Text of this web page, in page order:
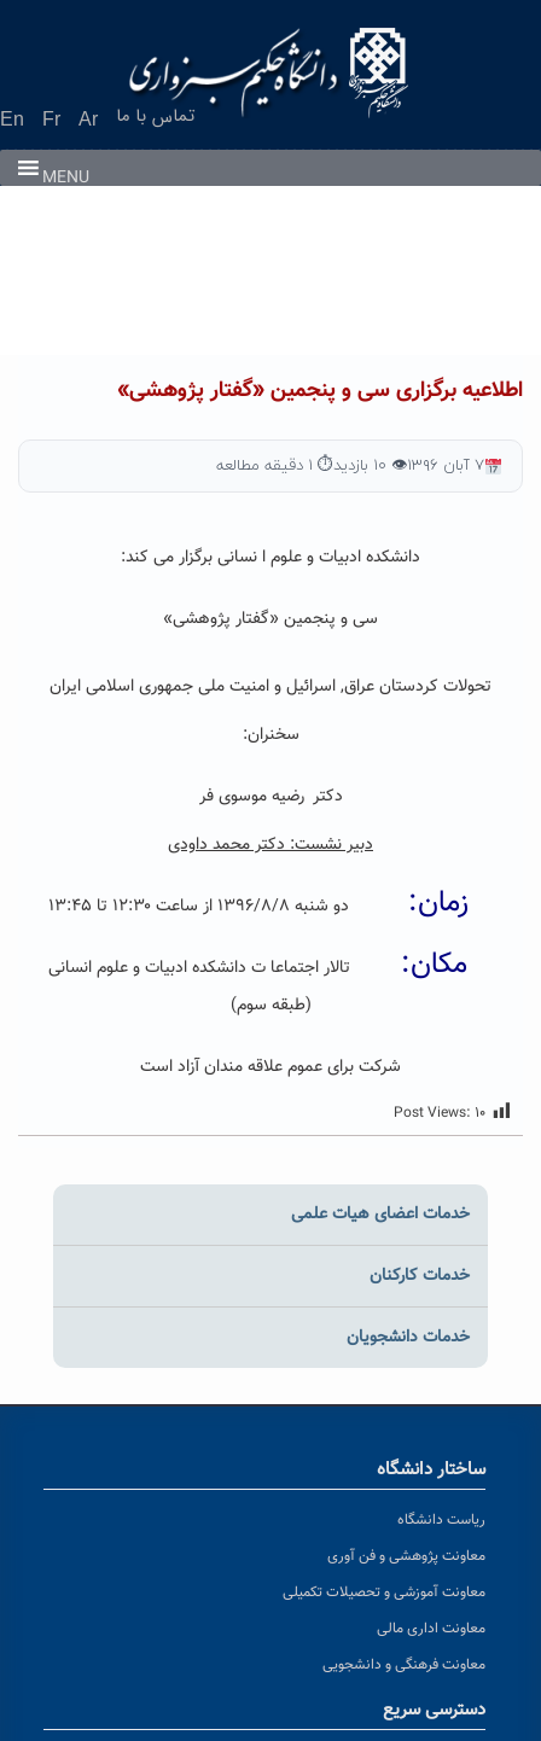
En Fr Ar تماس با ما
MENU
اطلاعیه برگزاری سی و پنجمین «گفتار پژوهشی»
۷ آبان ۱۳۹۶ 👁 ۱۰ بازدید ⏱ ۱ دقیقه مطالعه
دانشکده‏ ادبیات و علوم ا نسانی برگزار می کند:
سی و پنجمین «گفتار پژوهشی»
تحولات کردستان عراق, اسرائیل و امنیت ملی جمهوری اسلامی ایران
سخنران:
دکتر رضیه موسوی فر
دبیر نشست: دکتر محمد داودی
زمان: دو شنبه ۱۳۹۶/۸/۸ از ساعت ۱۲:۳۰ تا ۱۳:۴۵
مکان:
تالار اجتماعا ت دانشکده‌ ادبیات و علوم انسانی
(طبقه سوم)
شرکت برای عموم علاقه مندان آزاد است
Post Views: ۱۰
خدمات اعضای هیات علمی
خدمات کارکنان
خدمات دانشجویان
ساختار دانشگاه
ریاست دانشگاه
معاونت پژوهشی و فن آوری
معاونت آموزشی و تحصیلات تکمیلی
معاونت اداری مالی
معاونت فرهنگی و دانشجویی
دسترسی سریع